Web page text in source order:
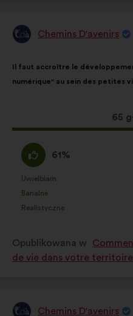
Propozycja:Chemins D'avenirs
propozycji:
Il faut accroître le
numérique" au sein des petites
Ta
65
czym
głosy
następująco:
Zgadzam
się
:
61%
w
kategorii:
Uwielbiam
:razy
Banalne
:razy
Realistyczne
:razy
Opublikowana w
de vie dans votre
Chemins D'avenirs